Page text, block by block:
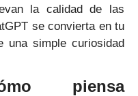
la calidad de las
se convierta en tu
una simple curiosidad
piensa